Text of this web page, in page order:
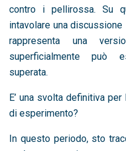
contro i pellirossa. Su
intavolare una
rappresenta una
superficialmente può
superata.
E’ una svolta definitiva
di esperimento?
In questo periodo, sto